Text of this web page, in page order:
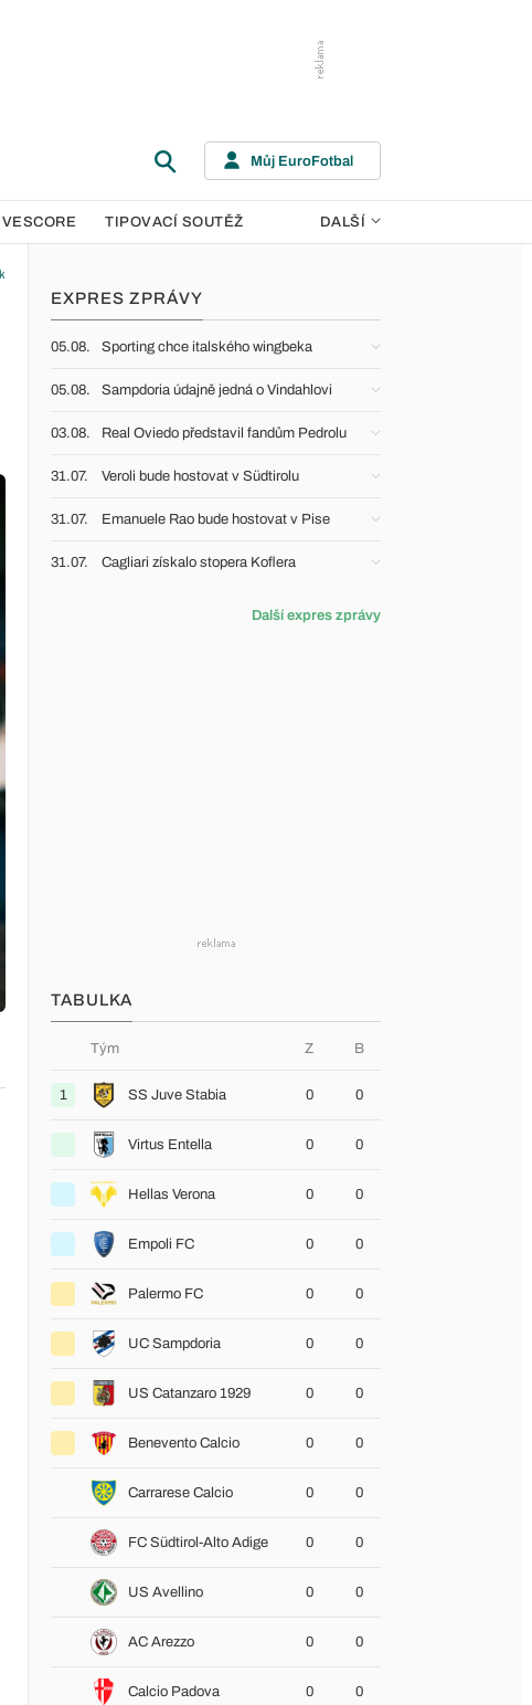
Můj EuroFotbal
TIPOVACÍ SOUTĚŽ DALŠÍ
EXPRES ZPRÁVY
05.08. Sporting chce italského wingbeka
05.08. Sampdoria údajně jedná o Vindahlovi
03.08. Real Oviedo představil fandům Pedrolu
31.07. Veroli bude hostovat v Südtirolu
31.07. Emanuele Rao bude hostovat v Pise
31.07. Cagliari získalo stopera Koflera
Další expres zprávy
TABULKA
Tým Z B
1 SS Juve Stabia 0 0
Virtus Entella 0 0
Hellas Verona 0 0
Empoli FC 0 0
Palermo FC 0 0
UC Sampdoria 0 0
US Catanzaro 1929 0 0
Benevento Calcio 0 0
Carrarese Calcio 0 0
FC Südtirol-Alto Adige 0 0
US Avellino 0 0
AC Arezzo 0 0
Calcio Padova 0 0